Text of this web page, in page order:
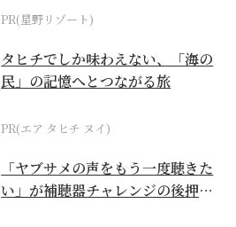
PR(星野リゾート)
タヒチでしか味わえない、「海の
民」の記憶へとつながる旅
PR(エア タヒチ ヌイ)
「ヤブサメの声をもう一度聴きた
い」が補聴器チャレンジの後押し